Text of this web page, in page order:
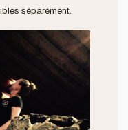
séparément.